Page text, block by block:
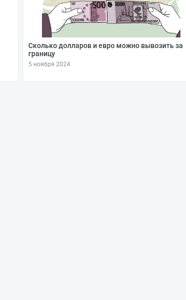
Сколько долларов и евро можно вывозить за
границу
5 ноября 2024